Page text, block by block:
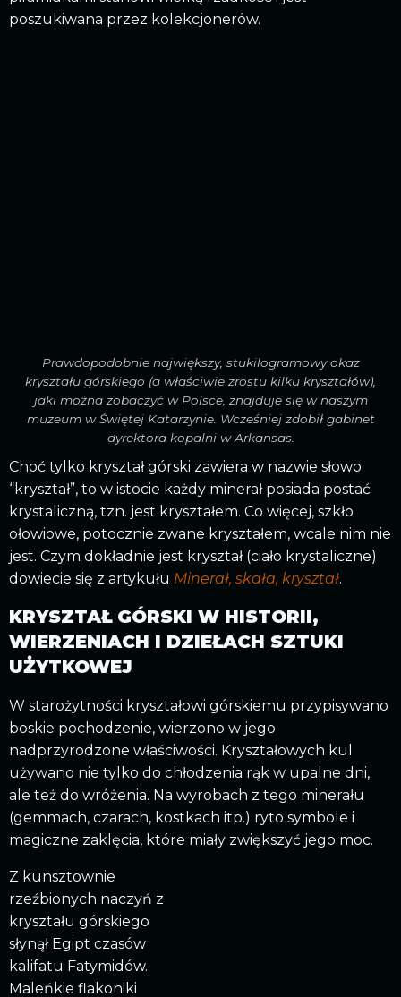
poszukiwana przez kolekcjonerów.
Prawdopodobnie największy, stukilogramowy okaz
kryształu górskiego (a właściwie zrostu kilku kryształów),
jaki można zobaczyć w Polsce, znajduje się w naszym
muzeum w Świętej Katarzynie. Wcześniej zdobił gabinet
dyrektora kopalni w Arkansas.
Choć tylko kryształ górski zawiera w nazwie słowo
“kryształ”, to w istocie każdy minerał posiada postać
krystaliczną, tzn. jest kryształem. Co więcej, szkło
ołowiowe, potocznie zwane kryształem, wcale nim nie
jest. Czym dokładnie jest kryształ (ciało krystaliczne)
dowiecie się z artykułu Minerał, skała, kryształ.
KRYSZTAŁ GÓRSKI W HISTORII,
WIERZENIACH I DZIEŁACH SZTUKI
UŻYTKOWEJ
W starożytności kryształowi górskiemu przypisywano
boskie pochodzenie, wierzono w jego
nadprzyrodzone właściwości. Kryształowych kul
używano nie tylko do chłodzenia rąk w upalne dni,
ale też do wróżenia. Na wyrobach z tego minerału
(gemmach, czarach, kostkach itp.) ryto symbole i
magiczne zaklęcia, które miały zwiększyć jego moc.
Z kunsztownie
rzeźbionych naczyń z
kryształu górskiego
słynął Egipt czasów
kalifatu Fatymidów.
Maleńkie flakoniki